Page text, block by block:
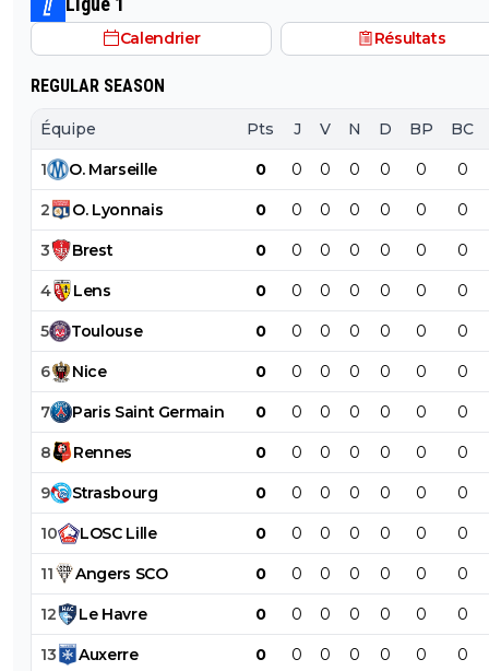
Calendrier Résultats
REGULAR SEASON
Équipe Pts J V N D BP BC
1 O. Marseille 0 0 0 0 0 0 0
2 O. Lyonnais 0 0 0 0 0 0 0
3 Brest 0 0 0 0 0 0 0
4 Lens 0 0 0 0 0 0 0
5 Toulouse 0 0 0 0 0 0 0
6 Nice 0 0 0 0 0 0 0
7 Paris Saint Germain 0 0 0 0 0 0 0
8 Rennes 0 0 0 0 0 0 0
9 Strasbourg 0 0 0 0 0 0 0
10 LOSC Lille 0 0 0 0 0 0 0
11 Angers SCO 0 0 0 0 0 0 0
12 Le Havre 0 0 0 0 0 0 0
13 Auxerre 0 0 0 0 0 0 0